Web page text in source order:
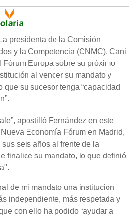
presidenta de la Comisión
y la Competencia (CNMC), Cani
Fórum Europa sobre su próximo
al vencer su mandato y
que su sucesor tenga “capacidad
apostilló Fernández en este
Economía Fórum en Madrid,
seis años al frente de la
finalice su mandato, lo que definió
de mi mandato una institución
independiente, más respetada y
con ello ha podido “ayudar a